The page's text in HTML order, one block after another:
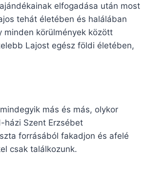
elfogadása után most
tehát életében és halálában
minden körülmények között
Lajost egész földi életében,
más és más, olykor
házi Szent Erzsébet
forrásából fakadjon és afelé
csak találkozunk.